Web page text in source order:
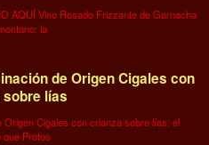
AQUÍ Vino Rosado Frizzante de Garnacha
la
de Origen Cigales con
lías
Origen Cigales con crianza sobre lías: el
que Protos